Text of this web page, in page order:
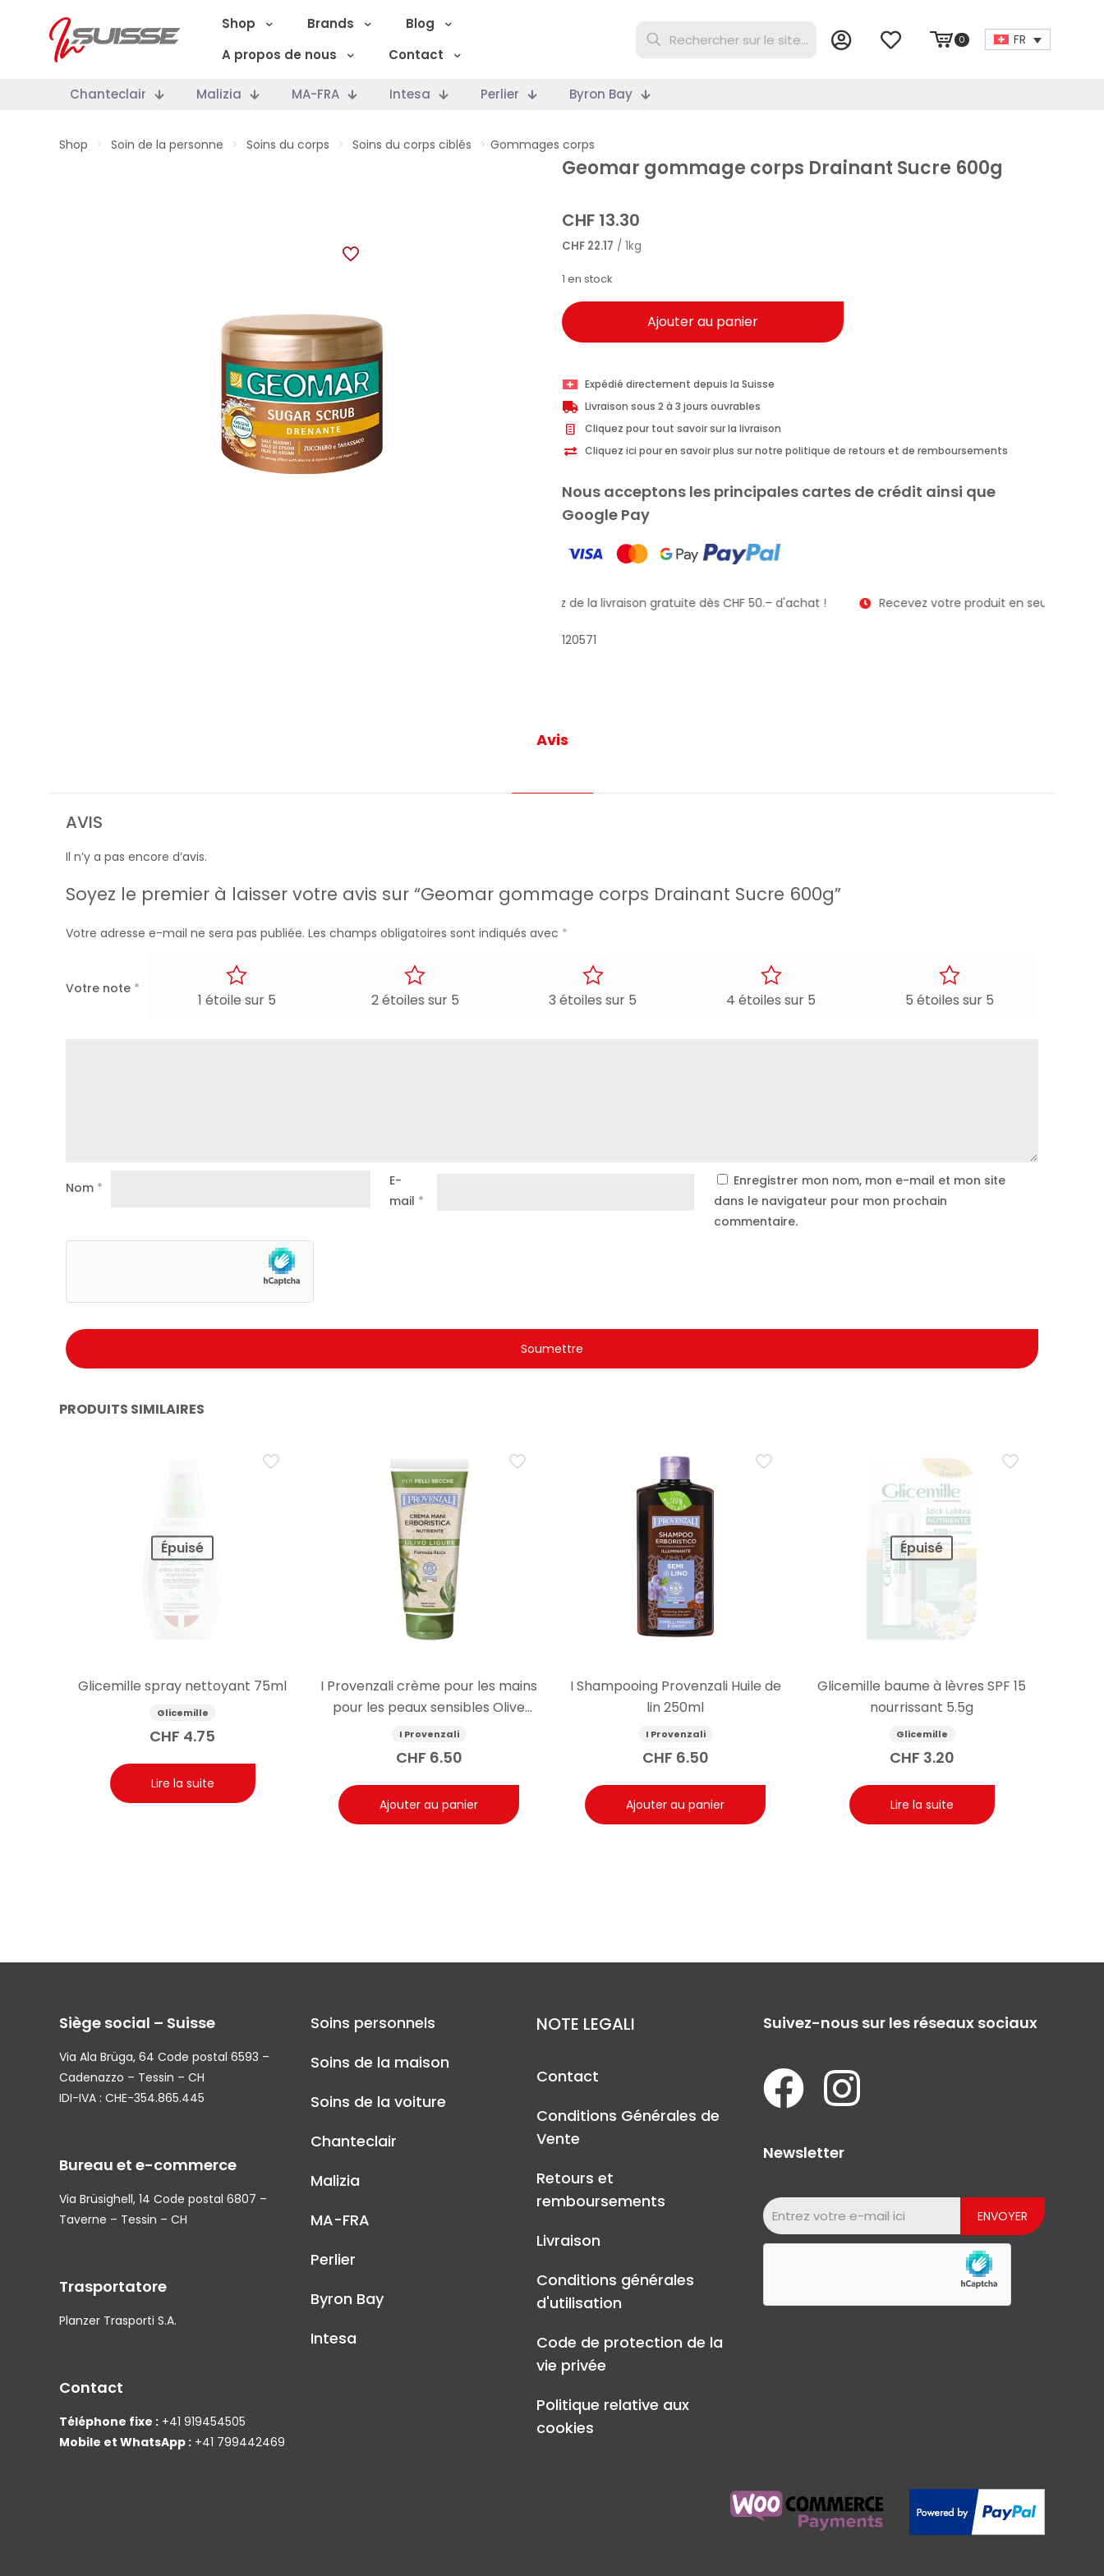
Shop Brands
Blog
A propos de nous
Contact
0 FR
Chanteclair Malizia MA-FRA Intesa Perlier Byron Bay
Shop > Soin de la personne > Soins du corps > Soins du corps ciblés > Gommages corps
Geomar gommage corps Drainant Sucre 600g
CHF 13.30
CHF 22.17 / 1kg
1 en stock
Ajouter au panier
Expédié directement depuis la Suisse
Livraison sous 2 à 3 jours ouvrables
Cliquez pour tout savoir sur la livraison
Cliquez ici pour en savoir plus sur notre politique de retours et de remboursements
Nous acceptons les principales cartes de crédit ainsi que
Google Pay
Profitez de la livraison gratuite dès CHF 50.– d'achat ! Recevez votre produit en seulement 2
120571
Avis
AVIS
Il n’y a pas encore d’avis.
Soyez le premier à laisser votre avis sur “Geomar gommage corps Drainant Sucre 600g”
Votre adresse e-mail ne sera pas publiée. Les champs obligatoires sont indiqués avec *
Votre note *
1 étoile sur 5 2 étoiles sur 5 3 étoiles sur 5 4 étoiles sur 5 5 étoiles sur 5
Nom *
E-
mail *
Enregistrer mon nom, mon e-mail et mon site
dans le navigateur pour mon prochain
commentaire.
PRODUITS SIMILAIRES
Épuisé
Glicemille spray nettoyant 75ml
Glicemille
CHF 4.75
Lire la suite
I Provenzali crème pour les mains
pour les peaux sensibles Olive
75ml
I Provenzali
CHF 6.50
Ajouter au panier
I Shampooing Provenzali Huile de
lin 250ml
I Provenzali
CHF 6.50
Ajouter au panier
Épuisé
Glicemille baume à lèvres SPF 15
nourrissant 5.5g
Glicemille
CHF 3.20
Lire la suite
Siège social – Suisse
Via Ala Brüga, 64 Code postal 6593 –
Cadenazzo – Tessin – CH
IDI-IVA : CHE-354.865.445
Bureau et e-commerce
Via Brüsighell, 14 Code postal 6807 –
Taverne – Tessin – CH
Trasportatore
Planzer Trasporti S.A.
Contact
Téléphone fixe : +41 919454505
Mobile et WhatsApp : +41 799442469
Soins personnels
Soins de la maison
Soins de la voiture
Chanteclair
Malizia
MA-FRA
Perlier
Byron Bay
Intesa
NOTE LEGALI
Contact
Conditions Générales de
Vente
Retours et
remboursements
Livraison
Conditions générales
d'utilisation
Code de protection de la
vie privée
Politique relative aux
cookies
Suivez-nous sur les réseaux sociaux
Newsletter